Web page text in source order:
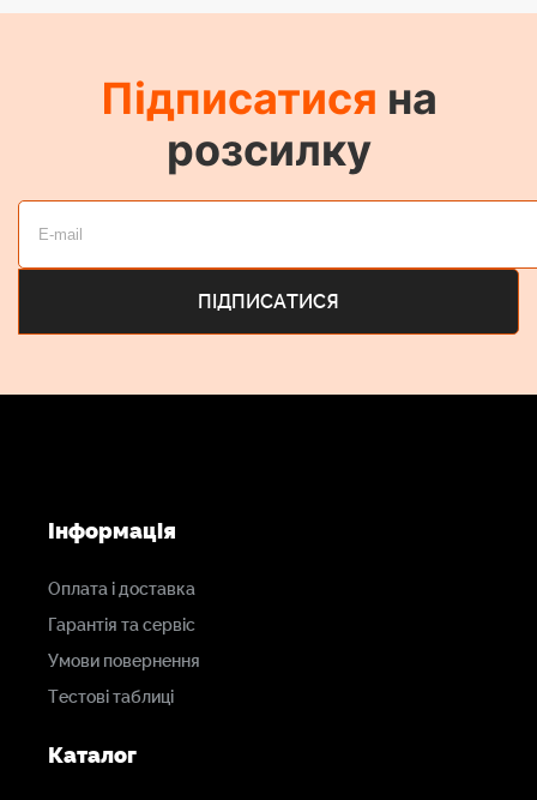
Підписатися на
розсилку
Інформація
Оплата і доставка
Гарантія та сервіс
Умови повернення
Тестові таблиці
Каталог